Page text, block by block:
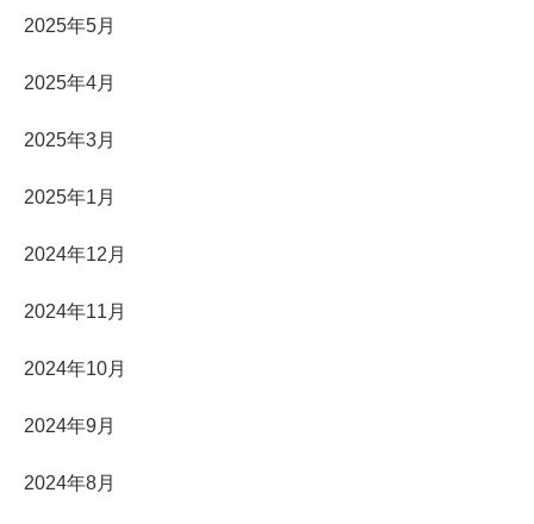
2025年5月
2025年4月
2025年3月
2025年1月
2024年12月
2024年11月
2024年10月
2024年9月
2024年8月